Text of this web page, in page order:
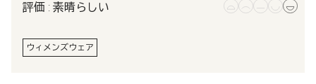
評価 : 素晴らしい
ウィメンズウェア